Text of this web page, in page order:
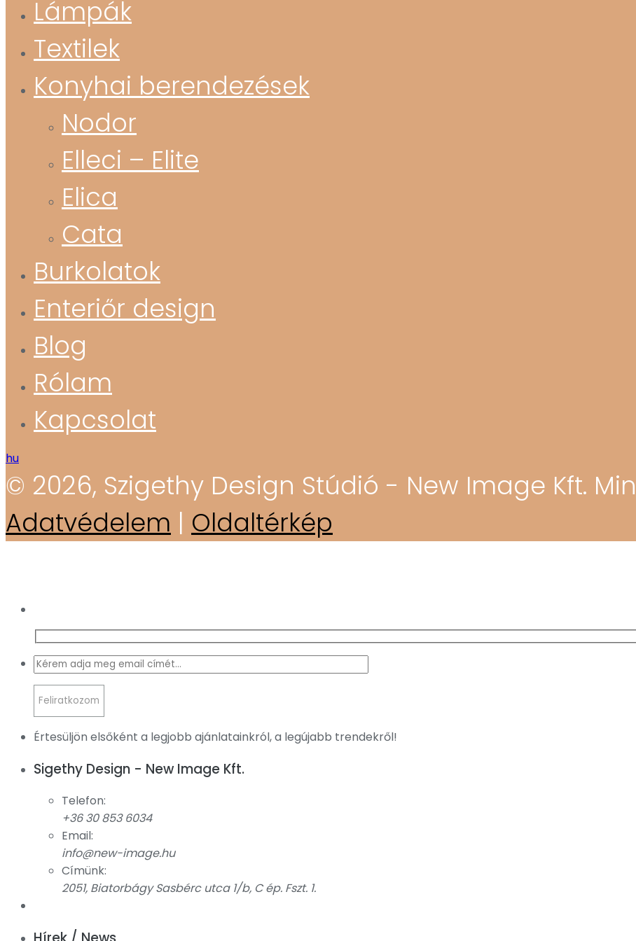
Lámpák
Textilek
Konyhai berendezések
Nodor
Elleci – Elite
Elica
Cata
Burkolatok
Enteriőr design
Blog
Rólam
Kapcsolat
hu
© 2026, Szigethy Design Stúdió - New Image Kft.
Adatvédelem | Oldaltérkép
Értesüljön elsőként a legjobb ajánlatainkról, a legújabb trendekről!
Sigethy Design - New Image Kft.
Telefon:
+36 30 853 6034
Email:
info@new-image.hu
Címünk:
2051, Biatorbágy Sasbérc utca 1/b, C ép. Fszt. 1.